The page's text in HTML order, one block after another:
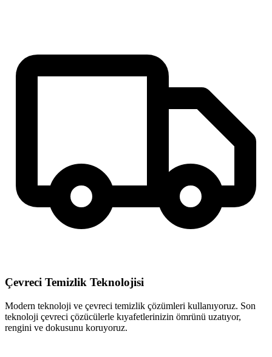
Çevreci Temizlik Teknolojisi
Modern teknoloji ve çevreci temizlik çözümleri kullanıyoruz. Son
teknoloji çevreci çözücülerle kıyafetlerinizin ömrünü uzatıyor,
rengini ve dokusunu koruyoruz.